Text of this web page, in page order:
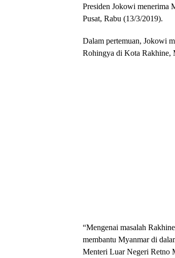
Presiden Jokowi menerima
Pusat, Rabu (13/3/2019).
Dalam pertemuan, Jokowi
Rohingya di Kota Rakhine,
“Mengenai masalah
membantu Myanmar di
Menteri Luar Negeri Retno